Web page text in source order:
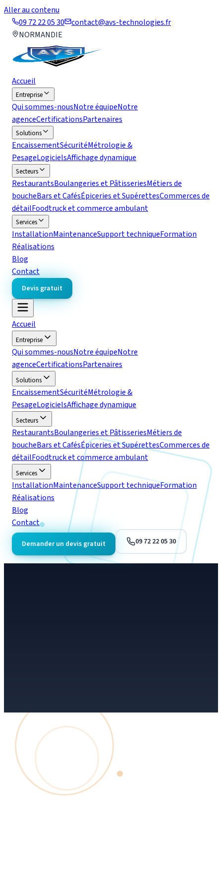
Aller au contenu
09 72 22 05 30
contact@avs-technologies.fr
NORMANDIE
Accueil
Entreprise
Qui sommes-nousNotre équipeNotre
agenceCertificationsPartenaires
Solutions
EncaissementSécuritéMétrologie &
PesageLogicielsAffichage dynamique
Secteurs
RestaurantsBoulangeries et PâtisseriesMétiers de
boucheBars et CafésÉpiceries et SupérettesCommerces de
détailFoodtruck et commerce ambulant
Services
InstallationMaintenanceSupport techniqueFormation
Réalisations
Blog
Contact
Devis gratuit
Accueil
Entreprise
Qui sommes-nousNotre équipeNotre
agenceCertificationsPartenaires
Solutions
EncaissementSécuritéMétrologie &
PesageLogicielsAffichage dynamique
Secteurs
RestaurantsBoulangeries et PâtisseriesMétiers de
boucheBars et CafésÉpiceries et SupérettesCommerces de
détailFoodtruck et commerce ambulant
Services
InstallationMaintenanceSupport techniqueFormation
Réalisations
Blog
Contact
Demander un devis gratuit 09 72 22 05 30